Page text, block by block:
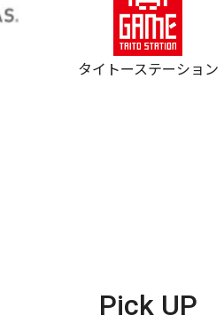
タイトーステーション
Pick UP